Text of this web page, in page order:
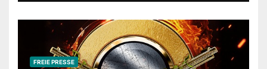
FREIE PRESSE